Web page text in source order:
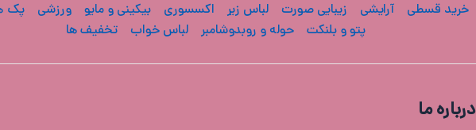
خرید قسطی آرایشی زیبایی صورت لباس زیر اکسسوری بیکینی و مایو ورزشی
پک
پتو و بلنکت
حوله و روبدوشامبر لباس خواب تخفیف ها
درباره ما